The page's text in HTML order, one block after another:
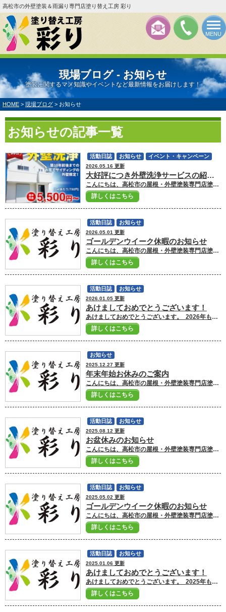
MENU
高松市の外壁塗装＆雨漏り専門店塗り替え工房 彩り
現場ブログ - お知らせ
塗装に関するマメ知識やイベントなど最新情報をお届けします！
HOME > 現場ブログ > お知らせ
お知らせの記事一覧
2026.05.16 更新
大好評につき外壁洗浄サービスの紹介！
こんにちは、高松市の屋根・外壁塗装専門店塗り替え工房彩りです。 大好評につき外壁洗浄サービスの紹介です。 お客様からのご要望の多い外壁洗浄サービスを弊社では低価格で実施しておりますので是非ご用命ください。 築数年程度だけど外壁の汚れが気になる。 カーポートの屋根の汚れが気になる。 外壁に部分的な汚れが気になる。 その他、土間やブロック塀などの汚れを落としたい等のお悩みの方にご用命いただけたら幸いです。 もちろん、外壁を傷めずに洗浄を行い、洗浄剤も人体や環境に影響の少ないものを選定しております。 彩りの外壁洗浄ページ ■彩りの洗浄ページはこちら ご不明点等がございましたらいつでも気軽にご連絡下さい。 お家のことでどんな些細なことでも何か気になることがありましたら 高松市の屋根・外壁塗装専門店塗り替え工房彩りへ ご相談ください！！ ■高松市の外壁塗装ショールームはこちら ■外壁塗装・屋根塗装のお見積もり依頼はこちら ■ドローン診断で屋根・外壁の劣化状況をチェック ■外壁塗装・屋根塗装プランはこちら ■彩りの洗浄ページはこちら
詳しくはこちら
活動日誌 お知らせ イベント・キャンペーン
2026.05.01 更新
ゴールデンウイーク休暇のお知らせ
こんにちは、高松市の屋根・外壁塗装専門店塗り替え工房彩りです。 ゴールデンウイーク休暇のご案内です。 5月2日～5月6日までお休みを頂きます。 5月7日からの営業となりますので宜しくお願いいたします。 またメールでのお問い合わせは年中無休で受付しておりますので、お気軽にお問い合わせください。 (対応は5月7日営業開始日より順に対応致します。) お家のことでどんな些細なことでも何か気になることがありましたら 高松市の屋根・外壁塗装専門店彩りへ ご相談ください！！ 高松市の屋根・外壁塗装専門店塗り替え工房彩りへ ご相談ください！！ ■高松市の外壁塗装ショールームはこちら ■外壁塗装・屋根塗装のお見積もり依頼はこちら ■ドローン診断で屋根・外壁の劣化状況をチェック ■外壁塗装・屋根塗装プランはこちら
詳しくはこちら
活動日誌 お知らせ
2026.01.05 更新
あけましておめでとうございます！
あけましておめでとうございます。 2026年もより顧客満足を高め、地域に貢献できる企業を目指してまいります。 本年もどうぞよろしくお願い申し上げます！ 1月5日より通常営業しておりますので お家のことでどんな些細なことでも何か気になることがありましたら 高松市の屋根・外壁塗装専門店 彩りへ ご相談ください！！ ■高松市の外壁塗装ショールームはこちら ■外壁塗装・屋根塗装のお見積もり依頼はこちら ■ドローン診断で屋根・外壁の劣化状況をチェック ■外壁塗装・屋根塗装プランはこちら
詳しくはこちら
活動日誌 お知らせ
2025.12.27 更新
年末年始お休みのご案内
こんにちは、高松市の屋根・外壁塗装専門店塗り替え工房彩りです。 本年度最後の活動ブログとなります。 2025年も沢山のお客様に出会い、皆様に支えて頂いた1年となりました。 本当にありがとうございました！ 2026年も日々精進しながら、皆様方のお手伝いを少しでも出来るように取り組んでまいりますので、どうぞよろしくお願いいたします。 何末年始のお休みのご案内です。 12月28日から1月4日までお休みをいただきます。 2026年は1月5日からの営業となりますのでよろしくお願いいたします。 またメールからのお問い合わせは年中無休で受付しておりますので、お気軽にお問い合わせください。 （対応は営業開始日より順に対応いたします） 皆様にとって2026年も良い年になることを心よりお祈り申し上げます。 2026年も 彩り をよろしくお願いいたします。 ■高松市の外壁塗装ショールームはこちら ■外壁塗装・屋根塗装のお見積もり依頼はこちら ■ドローン診断で屋根・外壁の劣化状況をチェック ■外壁塗装・屋根塗装プランはこちら
詳しくはこちら
お知らせ
2025.08.12 更新
お盆休みのお知らせ
こんにちは、高松市の屋根・外壁塗装専門店塗り替え工房彩りです。 お盆お休みのご案内です。 8月13日から8月17日までお休みをいただきます。 業務開始は8月18日からとなりますのでよろしくお願いいたします。 またメールからのお問い合わせは年中無休で受付しておりますので、お気軽にお問い合わせください。 （対応は営業開始日より順に対応いたします） ■高松市の外壁塗装ショールームはこちら ■外壁塗装・屋根塗装のお見積もり依頼はこちら ■ドローン診断で屋根・外壁の劣化状況をチェック ■外壁塗装・屋根塗装プランはこちら
詳しくはこちら
活動日誌 お知らせ
2025.05.02 更新
ゴールデンウイーク休暇のお知らせ
こんにちは、高松市の屋根・外壁塗装専門店塗り替え工房彩りです。 ゴールデンウイーク休暇のご案内です。 5月3日～5月6日までお休みを頂きます。 5月7日からの営業となりますので宜しくお願いいたします。 またメールでのお問い合わせは年中無休で受付しておりますので、お気軽にお問い合わせください。 (対応は5月7日営業開始日より順に対応致します。) お家のことでどんな些細なことでも何か気になることがありましたら 高松市の屋根・外壁塗装専門店彩りへ ご相談ください！！ 高松市の屋根・外壁塗装専門店塗り替え工房彩りへ ご相談ください！！ ■高松市の外壁塗装ショールームはこちら ■外壁塗装・屋根塗装のお見積もり依頼はこちら ■ドローン診断で屋根・外壁の劣化状況をチェック ■外壁塗装・屋根塗装プランはこちら
詳しくはこちら
活動日誌 お知らせ
2025.01.06 更新
あけましておめでとうございます！
あけましておめでとうございます。 2025年もより顧客満足を高め、地域に貢献できる企業を目指してまいります。 本年もどうぞよろしくお願い申し上げます！ 1月6日より通常営業しておりますので お家のことでどんな些細なことでも何か気になることがありましたら 高松市の屋根・外壁塗装専門店 彩りへ ご相談ください！！ ■高松市の外壁塗装ショールームはこちら ■外壁塗装・屋根塗装のお見積もり依頼はこちら ■ドローン診断で屋根・外壁の劣化状況をチェック ■外壁塗装・屋根塗装プランはこちら
詳しくはこちら
活動日誌 お知らせ